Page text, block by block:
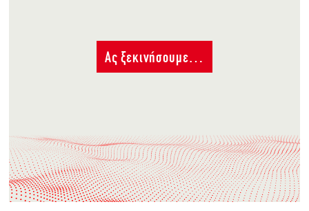
Ας ξεκινήσουμε…